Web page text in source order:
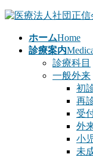
コ
ナ
ホームHome
診療案内
診療科目
一般外来
初
再
受
外
小
未